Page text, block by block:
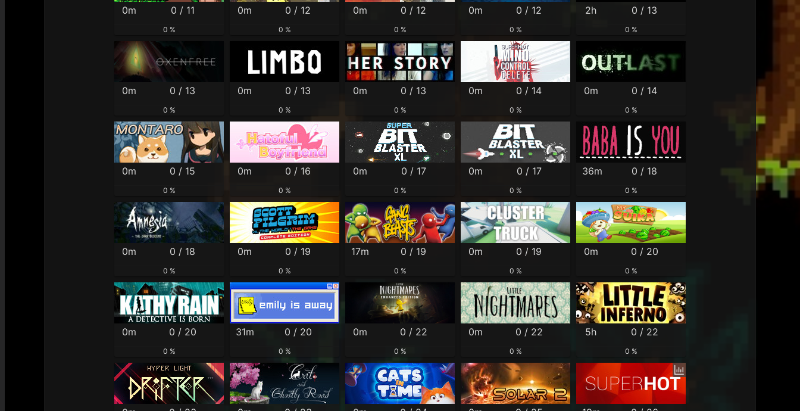
0m 0 / 11
0 %
0m 0 / 12
0 %
0m 0 / 12
0 %
0m 0 / 12
0 %
2h 0 / 13
0 %
0m 0 / 13
0 %
0m 0 / 13
0 %
0m 0 / 13
0 %
0m 0 / 14
0 %
0m 0 / 14
0 %
0m 0 / 15
0 %
0m 0 / 16
0 %
0m 0 / 17
0 %
0m 0 / 17
0 %
36m 0 / 18
0 %
0m 0 / 18
0 %
0m 0 / 19
0 %
17m 0 / 19
0 %
0m 0 / 19
0 %
0m 0 / 20
0 %
0m 0 / 20
0 %
31m 0 / 20
0 %
0m 0 / 22
0 %
0m 0 / 22
0 %
5h 0 / 22
0 %